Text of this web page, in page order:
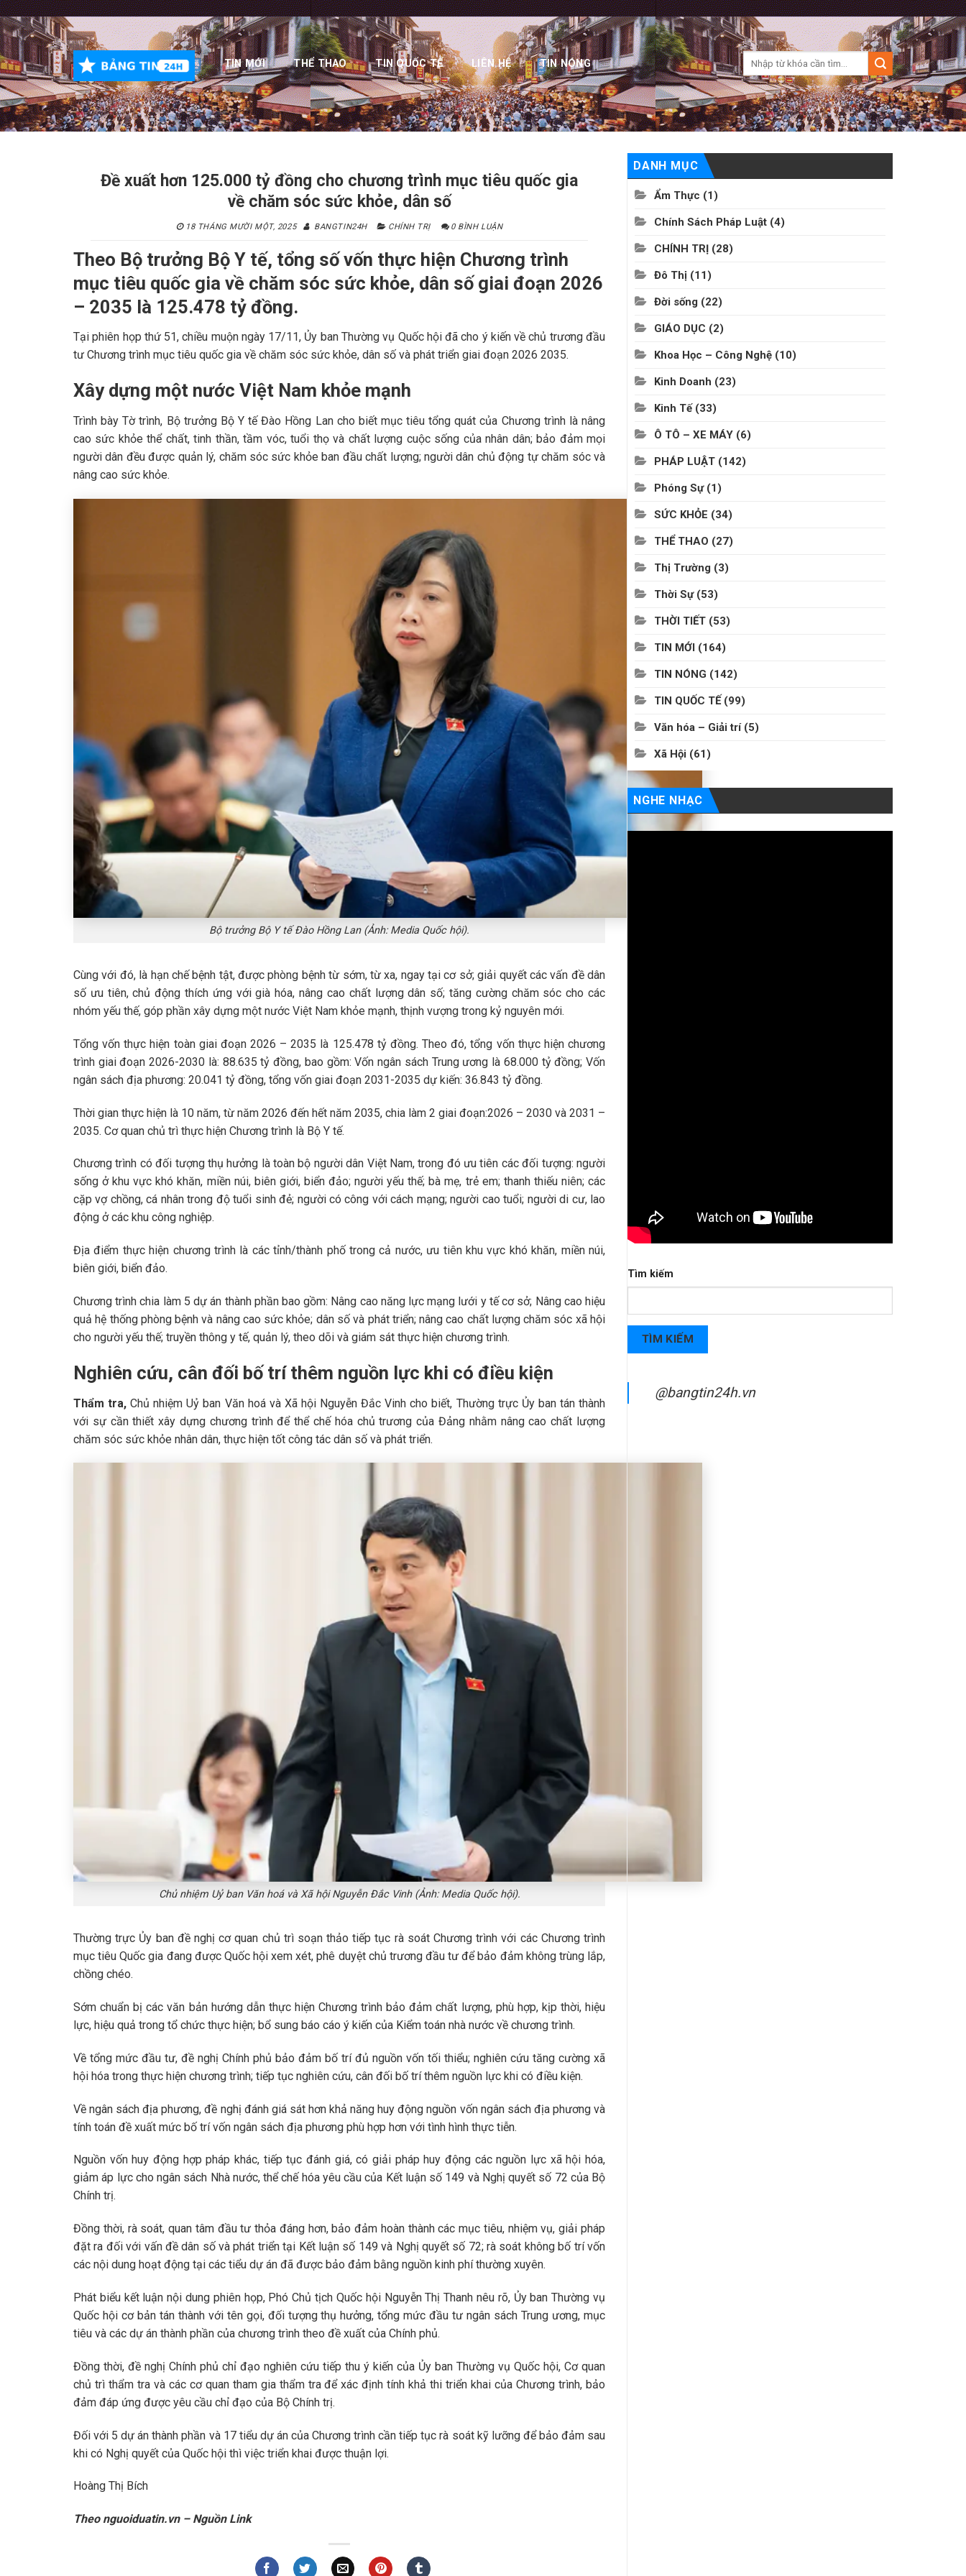
Skip
to
content
TIN MỚI THỂ THAO TIN QUỐC TẾ LIÊN HỆ TIN NÓNG
Đề xuất hơn 125.000 tỷ đồng cho chương trình mục tiêu quốc gia
về chăm sóc sức khỏe, dân số
18 THÁNG MƯỜI MỘT, 2025 BANGTIN24H CHÍNH TRỊ 0 BÌNH LUẬN
Theo Bộ trưởng Bộ Y tế, tổng số vốn thực hiện Chương trình
mục tiêu quốc gia về chăm sóc sức khỏe, dân số giai đoạn 2026
– 2035 là 125.478 tỷ đồng.
Tại phiên họp thứ 51, chiều muộn ngày 17/11, Ủy ban Thường vụ Quốc hội đã cho ý kiến về chủ trương đầu
tư Chương trình mục tiêu quốc gia về chăm sóc sức khỏe, dân số và phát triển giai đoạn 2026 2035.
Xây dựng một nước Việt Nam khỏe mạnh
Trình bày Tờ trình, Bộ trưởng Bộ Y tế Đào Hồng Lan cho biết mục tiêu tổng quát của Chương trình là nâng
cao sức khỏe thể chất, tinh thần, tầm vóc, tuổi thọ và chất lượng cuộc sống của nhân dân; bảo đảm mọi
người dân đều được quản lý, chăm sóc sức khỏe ban đầu chất lượng; người dân chủ động tự chăm sóc và
nâng cao sức khỏe.
Bộ trưởng Bộ Y tế Đào Hồng Lan (Ảnh: Media Quốc hội).
Cùng với đó, là hạn chế bệnh tật, được phòng bệnh từ sớm, từ xa, ngay tại cơ sở; giải quyết các vấn đề dân
số ưu tiên, chủ động thích ứng với già hóa, nâng cao chất lượng dân số; tăng cường chăm sóc cho các
nhóm yếu thế, góp phần xây dựng một nước Việt Nam khỏe mạnh, thịnh vượng trong kỷ nguyên mới.
Tổng vốn thực hiện toàn giai đoạn 2026 – 2035 là 125.478 tỷ đồng. Theo đó, tổng vốn thực hiện chương
trình giai đoạn 2026-2030 là: 88.635 tỷ đồng, bao gồm: Vốn ngân sách Trung ương là 68.000 tỷ đồng; Vốn
ngân sách địa phương: 20.041 tỷ đồng, tổng vốn giai đoạn 2031-2035 dự kiến: 36.843 tỷ đồng.
Thời gian thực hiện là 10 năm, từ năm 2026 đến hết năm 2035, chia làm 2 giai đoạn:2026 – 2030 và 2031 –
2035. Cơ quan chủ trì thực hiện Chương trình là Bộ Y tế.
Chương trình có đối tượng thụ hưởng là toàn bộ người dân Việt Nam, trong đó ưu tiên các đối tượng: người
sống ở khu vực khó khăn, miền núi, biên giới, biển đảo; người yếu thế; bà mẹ, trẻ em; thanh thiếu niên; các
cặp vợ chồng, cá nhân trong độ tuổi sinh đẻ; người có công với cách mạng; người cao tuổi; người di cư, lao
động ở các khu công nghiệp.
Địa điểm thực hiện chương trình là các tỉnh/thành phố trong cả nước, ưu tiên khu vực khó khăn, miền núi,
biên giới, biển đảo.
Chương trình chia làm 5 dự án thành phần bao gồm: Nâng cao năng lực mạng lưới y tế cơ sở; Nâng cao hiệu
quả hệ thống phòng bệnh và nâng cao sức khỏe; dân số và phát triển; nâng cao chất lượng chăm sóc xã hội
cho người yếu thế; truyền thông y tế, quản lý, theo dõi và giám sát thực hiện chương trình.
Nghiên cứu, cân đối bố trí thêm nguồn lực khi có điều kiện
Thẩm tra,Chủ nhiệm Uỷ ban Văn hoá và Xã hội Nguyễn Đắc Vinh cho biết, Thường trực Ủy ban tán thành
với sự cần thiết xây dựng chương trình để thể chế hóa chủ trương của Đảng nhằm nâng cao chất lượng
chăm sóc sức khỏe nhân dân, thực hiện tốt công tác dân số và phát triển.
Chủ nhiệm Uỷ ban Văn hoá và Xã hội Nguyễn Đắc Vinh (Ảnh: Media Quốc hội).
Thường trực Ủy ban đề nghị cơ quan chủ trì soạn thảo tiếp tục rà soát Chương trình với các Chương trình
mục tiêu Quốc gia đang được Quốc hội xem xét, phê duyệt chủ trương đầu tư để bảo đảm không trùng lắp,
chồng chéo.
Sớm chuẩn bị các văn bản hướng dẫn thực hiện Chương trình bảo đảm chất lượng, phù hợp, kịp thời, hiệu
lực, hiệu quả trong tổ chức thực hiện; bổ sung báo cáo ý kiến của Kiểm toán nhà nước về chương trình.
Về tổng mức đầu tư, đề nghị Chính phủ bảo đảm bố trí đủ nguồn vốn tối thiểu; nghiên cứu tăng cường xã
hội hóa trong thực hiện chương trình; tiếp tục nghiên cứu, cân đối bố trí thêm nguồn lực khi có điều kiện.
Về ngân sách địa phương, đề nghị đánh giá sát hơn khả năng huy động nguồn vốn ngân sách địa phương và
tính toán đề xuất mức bố trí vốn ngân sách địa phương phù hợp hơn với tình hình thực tiễn.
Nguồn vốn huy động hợp pháp khác, tiếp tục đánh giá, có giải pháp huy động các nguồn lực xã hội hóa,
giảm áp lực cho ngân sách Nhà nước, thể chế hóa yêu cầu của Kết luận số 149 và Nghị quyết số 72 của Bộ
Chính trị.
Đồng thời, rà soát, quan tâm đầu tư thỏa đáng hơn, bảo đảm hoàn thành các mục tiêu, nhiệm vụ, giải pháp
đặt ra đối với vấn đề dân số và phát triển tại Kết luận số 149 và Nghị quyết số 72; rà soát không bố trí vốn
các nội dung hoạt động tại các tiểu dự án đã được bảo đảm bằng nguồn kinh phí thường xuyên.
Phát biểu kết luận nội dung phiên họp, Phó Chủ tịch Quốc hội Nguyễn Thị Thanh nêu rõ, Ủy ban Thường vụ
Quốc hội cơ bản tán thành với tên gọi, đối tượng thụ hưởng, tổng mức đầu tư ngân sách Trung ương, mục
tiêu và các dự án thành phần của chương trình theo đề xuất của Chính phủ.
Đồng thời, đề nghị Chính phủ chỉ đạo nghiên cứu tiếp thu ý kiến của Ủy ban Thường vụ Quốc hội, Cơ quan
chủ trì thẩm tra và các cơ quan tham gia thẩm tra để xác định tính khả thi triển khai của Chương trình, bảo
đảm đáp ứng được yêu cầu chỉ đạo của Bộ Chính trị.
Đối với 5 dự án thành phần và 17 tiểu dự án của Chương trình cần tiếp tục rà soát kỹ lưỡng để bảo đảm sau
khi có Nghị quyết của Quốc hội thì việc triển khai được thuận lợi.
Hoàng Thị Bích
Theo nguoiduatin.vn – Nguồn Link
DANH MỤC
Ẩm Thực (1)
Chính Sách Pháp Luật (4)
CHÍNH TRỊ (28)
Đô Thị (11)
Đời sống (22)
GIÁO DỤC (2)
Khoa Học – Công Nghệ (10)
Kinh Doanh (23)
Kinh Tế(33)
Ô TÔ – XE MÁY (6)
PHÁP LUẬT (142)
Phóng Sự(1)
SỨC KHỎE (34)
THỂ THAO (27)
Thị Trường (3)
Thời Sự(53)
THỜI TIẾT (53)
TIN MỚI (164)
TIN NÓNG (142)
TIN QUỐC TẾ (99)
Văn hóa – Giải trí(5)
Xã Hội (61)
NGHE NHẠC
Tìm kiếm
TÌM KIẾM
@bangtin24h.vn